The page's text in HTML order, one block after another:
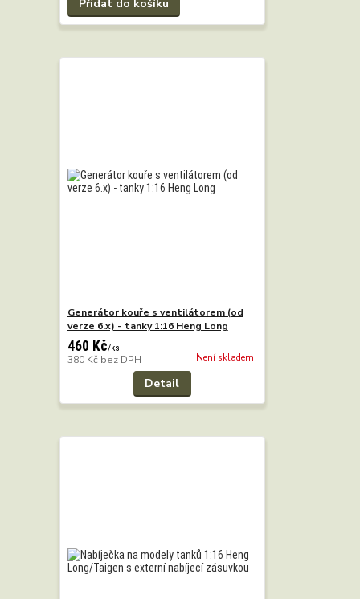
Přidat do košíku
Generátor kouře s ventilátorem (od
verze 6.x) - tanky 1:16 Heng Long
460 Kč/ks
380 Kč bez DPH Není skladem
Detail